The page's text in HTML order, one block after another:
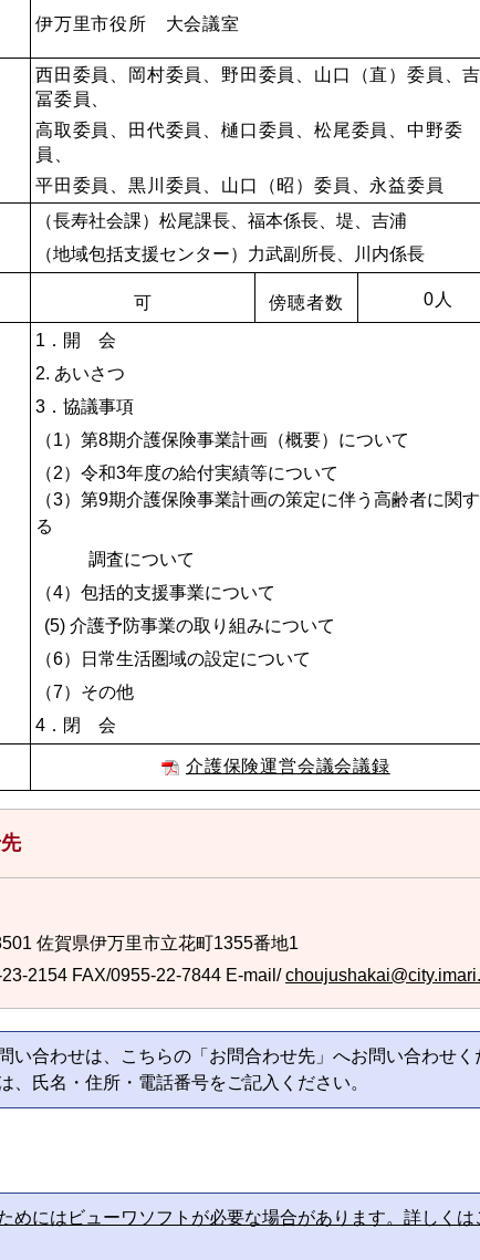
伊万里市役所 大会議室
西田委員、岡村委員、野田委員、山口（直）委員、吉
冨委員、
高取委員、田代委員、樋口委員、松尾委員、中野委
員、
平田委員、黒川委員、 山口（昭）委員、永益委員
（長寿社会課）松尾課長、福本係長、堤、吉浦
（地域包括支援センター）力武副所長、川内係長
可 傍聴者数 0 人
1．開 会
2. あいさつ
3．協議事項
（1）第8期介護保険事業計画（概要）について
（2）令和3年度の給付実績等について
（3）第9期介護保険事業計画の策定に伴う高齢者に関す
る
調査について
（4）包括的支援事業について
(5) 介護予防事業の取り組みについて
（6）日常生活圏域の設定について
（7）その他
4．閉 会
介護保険運営会議会議録
佐賀県伊万里市立花町1355番地1
2154 FAX/0955-22-7844 E-mail/
い合わせは、こちらの「お問合わせ先」へお問い合わせ
、氏名・住所・電話番号をご記入ください。
めにはビューワソフトが必要な場合があります。詳しくは